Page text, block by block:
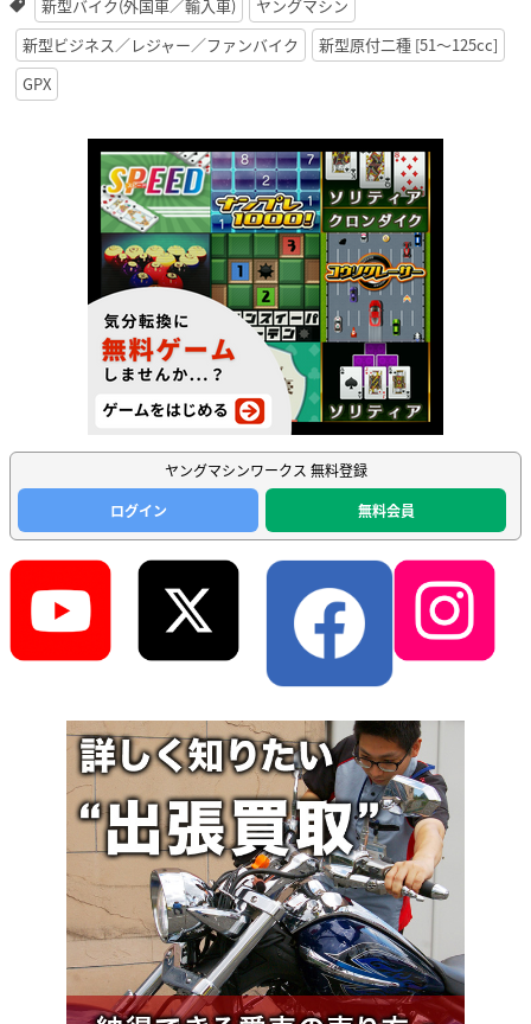
新型バイク(外国車／輸入車)
ヤングマシン
新型ビジネス／レジャー／ファンバイク
新型原付二種 [51〜125cc]
GPX
ヤングマシンワークス 無料登録
ログイン
無料会員